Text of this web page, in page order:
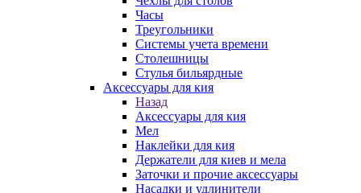
Часы
Треугольники
Системы учета времени
Столешницы
Стулья бильярдные
Аксессуары для кия
Назад
Аксессуары для кия
Мел
Наклейки для кия
Держатели для киев и мела
Заточки и прочие аксессуары
Насадки и удлинители